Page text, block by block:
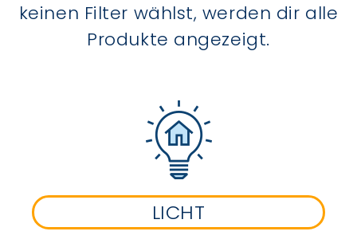
keinen Filter wählst, werden dir alle
Produkte angezeigt.
LICHT